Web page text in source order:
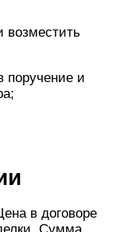
возместить
поручение и
в договоре